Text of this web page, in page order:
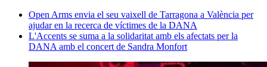
Open Arms envia el seu vaixell de Tarragona a València per
ajudar en la recerca de víctimes de la DANA
L'Accents se suma a la solidaritat amb els afectats per la
DANA amb el concert de Sandra Monfort